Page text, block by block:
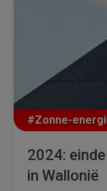
#Zonne-
2024:
in Wallonië